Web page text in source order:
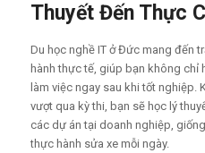
Thuyết Đến Thực
Du học nghề IT ở Đức mang đến
hành thực tế, giúp bạn không chỉ
làm việc ngay sau khi tốt nghiệp.
vượt qua kỳ thi, bạn sẽ học lý
các dự án tại doanh nghiệp,
thực hành sửa xe mỗi ngày.